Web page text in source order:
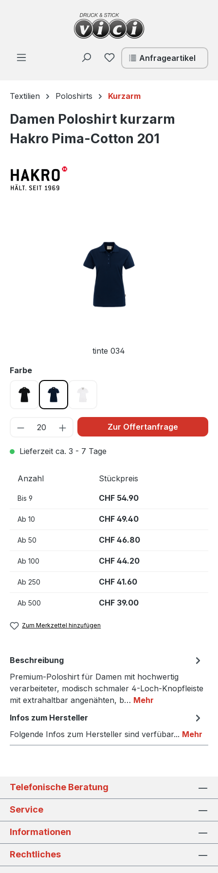
Zum Hauptinhalt springen
Du hast 0 Produkte auf
Anfrageartikel
Textilien Poloshirts Kurzarm
Damen Poloshirt kurzarm
Hakro Pima-Cotton 201
tinte 034
Farbeauswählen
schwarz 005tinte 034 weiß 001
Zur Offertanfrage
Lieferzeit ca. 3 - 7 Tage
Anzahl Stückpreis
Bis 9 CHF 54.90
Ab 10 CHF 49.40
Ab 50 CHF 46.80
Ab 100 CHF 44.20
Ab 250 CHF 41.60
Ab 500 CHF 39.00
Zum Merkzettel hinzufügen
Beschreibung
Premium-Poloshirt für Damen mit hochwertig
verarbeiteter, modisch schmaler 4-Loch-Knopfleiste
mit extrahaltbar angenähten, b… Mehr
Infos zum Hersteller
Folgende Infos zum Hersteller sind verfübar... Mehr
Telefonische Beratung
Service
Informationen
Rechtliches